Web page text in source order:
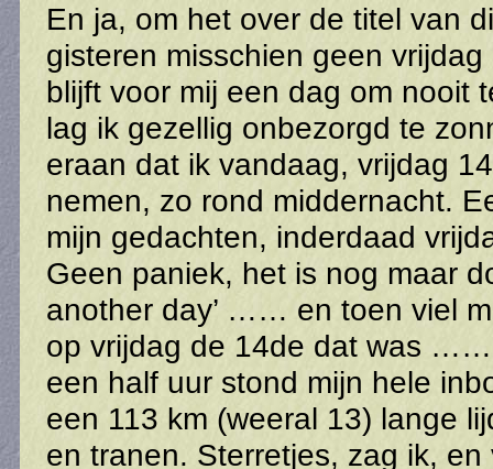
En ja, om het over de titel van
gisteren misschien geen
blijft voor mij een dag om nooit
lag ik gezellig onbezorgd te
eraan dat ik vandaag, vrijdag
nemen, zo rond middernacht.
mijn gedachten, inderdaad
Geen paniek, het is nog maar
another day’ …… en toen viel
op vrijdag de 14de dat was
een half uur stond mijn hele
een 113 km (weeral 13) lange
en tranen. Sterretjes, zag ik,